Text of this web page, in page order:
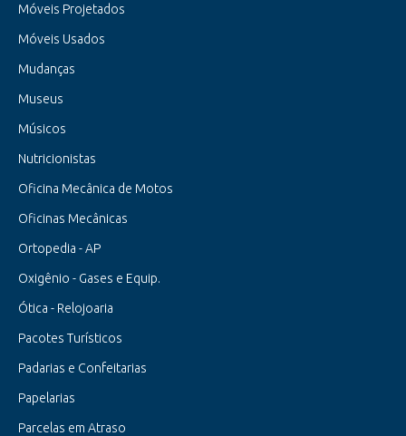
Móveis Projetados
Móveis Usados
Mudanças
Museus
Músicos
Nutricionistas
Oficina Mecânica de Motos
Oficinas Mecânicas
Ortopedia - AP
Oxigênio - Gases e Equip.
Ótica - Relojoaria
Pacotes Turísticos
Padarias e Confeitarias
Papelarias
Parcelas em Atraso